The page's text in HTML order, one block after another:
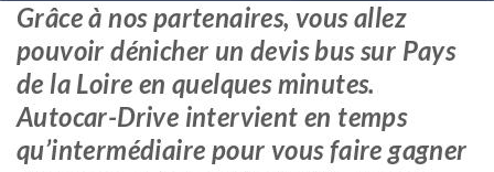
Grâce à nos partenaires, vous allez
pouvoir dénicher un devis bus sur Pays
de la Loire en quelques minutes.
Autocar-Drive intervient en temps
qu’intermédiaire pour vous faire gagner